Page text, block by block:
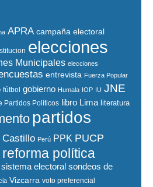
APRA campaña electoral
elecciones
Municipales elecciones
entrevista Fuerza Popular
fútbol gobierno Humala IOP IU JNE
Partidos Políticos libro Lima literatura
partidos
Castillo Perú PPK PUCP
reforma política
sistema electoral sondeos de
Vizcarra voto preferencial